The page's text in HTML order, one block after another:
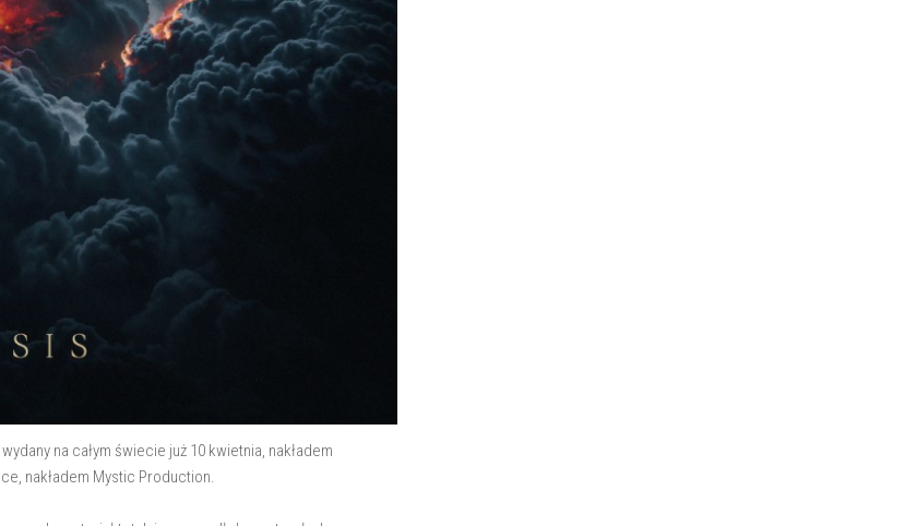
na całym świecie już 10 kwietnia, nakładem
nakładem Mystic Production.